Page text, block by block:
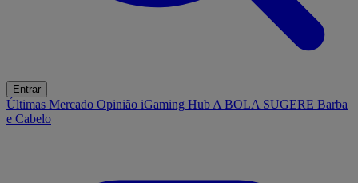
Entrar
Últimas Mercado Opinião iGaming Hub A BOLA SUGERE Barba
e Cabelo